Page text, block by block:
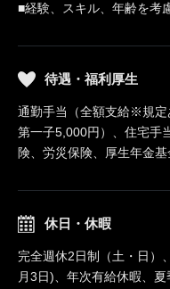
■経験、スキル、年齢を考
待遇・福利厚生
通勤手当（全額支給※規
第一子5,000円）、住宅手
険、労災保険、厚生年金
休日・休暇
完全週休2日制（土・日）
月3日)、年次有給休暇、